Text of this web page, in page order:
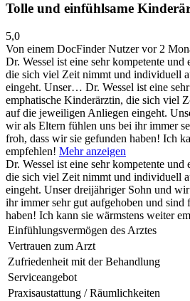
Tolle und einfühlsame
5,0
Von einem DocFinder Nutzervor 2
Dr. Wessel ist eine sehr kompetente
die sich viel Zeit nimmt und individuell
eingeht. Unser… Dr. Wessel ist eine
emphatische Kinderärztin, die sich viel
auf die jeweiligen Anliegen eingeht.
wir als Eltern fühlen uns bei ihr immer
froh, dass wir sie gefunden haben! Ich
empfehlen! Mehr anzeigen
Dr. Wessel ist eine sehr kompetente
die sich viel Zeit nimmt und individuell
eingeht. Unser dreijähriger Sohn und
ihr immer sehr gut aufgehoben und sind
haben! Ich kann sie wärmstens weiter
Einfühlungsvermögen des Arztes
Vertrauen zum Arzt
Zufriedenheit mit der Behandlung
Serviceangebot
Praxisaustattung / Räumlichkeiten